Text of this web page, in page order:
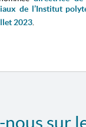
de l’Institut
2023
sur